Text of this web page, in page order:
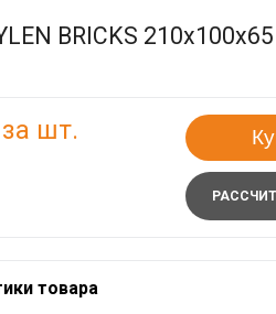
BRICKS 210x100x65
шт.
товара